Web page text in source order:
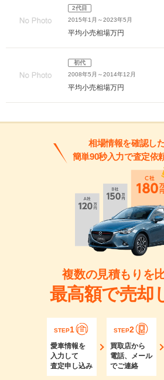
2代目
2015年1月～2023年5月
平均小売相場万円
初代
2008年5月～2014年12月
平均小売相場万円
相場情報を確認し
簡単90秒入力で査定依
複数の見積もりを
最高額で売却
STEP1
愛車情報を
入力して
査定申し込み
STEP2
買取店から
電話、メール
でご連絡